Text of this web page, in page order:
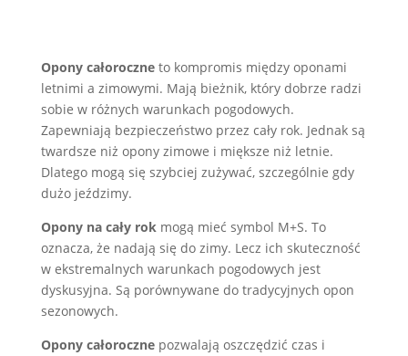
Opony całoroczneto kompromis między oponami
letnimi a zimowymi. Mają bieżnik, który dobrze radzi
sobie w różnych warunkach pogodowych.
Zapewniają bezpieczeństwo przez cały rok. Jednak są
twardsze niż opony zimowe i miększe niż letnie.
Dlatego mogą się szybciej zużywać, szczególnie gdy
dużo jeździmy.
Opony na cały rokmogą mieć symbol M+S. To
oznacza, że nadają się do zimy. Lecz ich skuteczność
w ekstremalnych warunkach pogodowych jest
dyskusyjna. Są porównywane do tradycyjnych opon
sezonowych.
Opony całorocznepozwalają oszczędzić czas i